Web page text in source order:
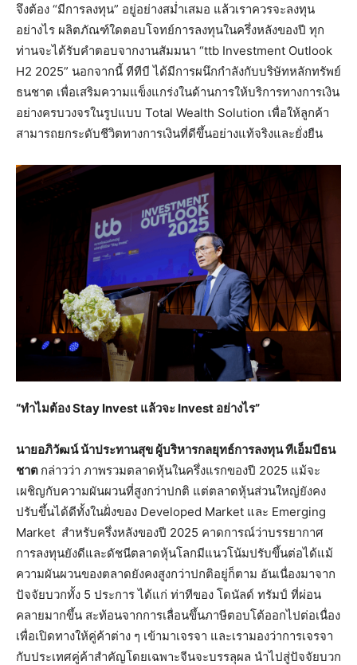
จึงต้อง “มีการลงทุน” อยู่อย่างสม่ำเสมอ แล้วเราควรจะลงทุน
อย่างไร ผลิตภัณฑ์ใดตอบโจทย์การลงทุนในครึ่งหลังของปี ทุก
ท่านจะได้รับคำตอบจากงานสัมมนา “ttb Investment Outlook
H2 2025” นอกจากนี้ ทีทีบี ได้มีการผนึกกำลังกับบริษัทหลักทรัพย์
ธนชาต เพื่อเสริมความแข็งแกร่งในด้านการให้บริการทางการเงิน
อย่างครบวงจรในรูปแบบ Total Wealth Solution เพื่อให้ลูกค้า
สามารถยกระดับชีวิตทางการเงินที่ดีขึ้นอย่างแท้จริงและยั่งยืน
“ทำไมต้องStay Invest แล้วจะ Invest อย่างไร”
นายอภิวัฒน์ น้าประทานสุข ผู้บริหารกลยุทธ์การลงทุน ทีเอ็มบีธน
ชาต กล่าวว่า ภาพรวมตลาดหุ้นในครึ่งแรกของปี 2025 แม้จะ
เผชิญกับความผันผวนที่สูงกว่าปกติ แต่ตลาดหุ้นส่วนใหญ่ยังคง
ปรับขึ้นได้ดีทั้งในฝั่งของ Developed Market และ Emerging
Market สำหรับครึ่งหลังของปี 2025 คาดการณ์ว่าบรรยากาศ
การลงทุนยังดีและดัชนีตลาดหุ้นโลกมีแนวโน้มปรับขึ้นต่อได้แม้
ความผันผวนของตลาดยังคงสูงกว่าปกติอยู่ก็ตาม อันเนื่องมาจาก
ปัจจัยบวกทั้ง 5 ประการ ได้แก่ ท่าทีของ โดนัลด์ ทรัมป์ ที่ผ่อน
คลายมากขึ้น สะท้อนจากการเลื่อนขึ้นภาษีตอบโต้ออกไปต่อเนื่อง
เพื่อเปิดทางให้คู่ค้าต่าง ๆ เข้ามาเจรจา และเรามองว่าการเจรจา
กับประเทศคู่ค้าสำคัญโดยเฉพาะจีนจะบรรลุผล นำไปสู่ปัจจัยบวก